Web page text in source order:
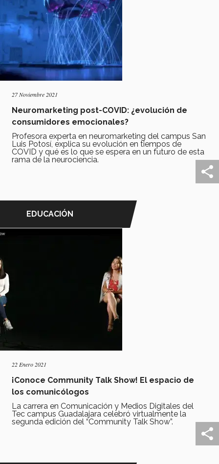
27 Noviembre 2021
Neuromarketing post-COVID: ¿evolución de
consumidores emocionales?
Profesora experta en neuromarketing del campus San
Luis Potosí, explica su evolución en tiempos de
COVID y qué es lo que se espera en un futuro de esta
rama de la neurociencia.
EDUCACIÓN
22 Enero 2021
¡Conoce Community Talk Show! El espacio de
los comunicólogos
La carrera en Comunicación y Medios Digitales del
Tec campus Guadalajara celebró virtualmente la
segunda edición del “Community Talk Show”.